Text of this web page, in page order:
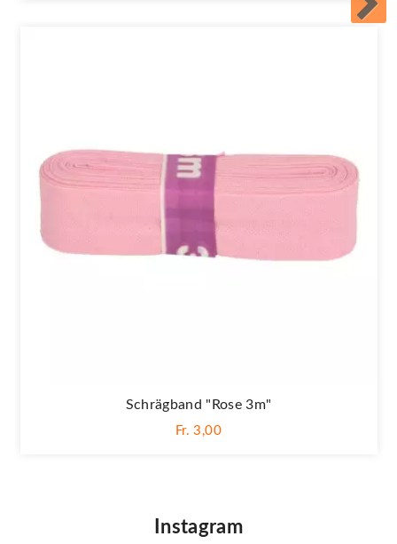
Schrägband "Rose 3m"
Fr. 3,00
Instagram